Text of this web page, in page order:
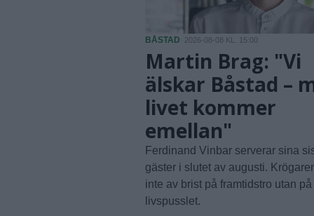
BÅSTAD 2026-08-08 KL. 15:00
Martin Brag: "Vi
älskar Båstad –
livet kommer
emellan"
Ferdinand Vinbar serverar sina
gäster i slutet av augusti.
inte av brist på framtidstro utan
livspusslet.